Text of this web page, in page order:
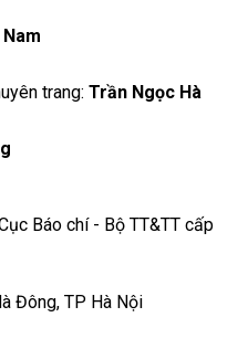
trang: Trần Ngọc Hà
Báo chí - Bộ TT&TT cấp
Đông, TP Hà Nội